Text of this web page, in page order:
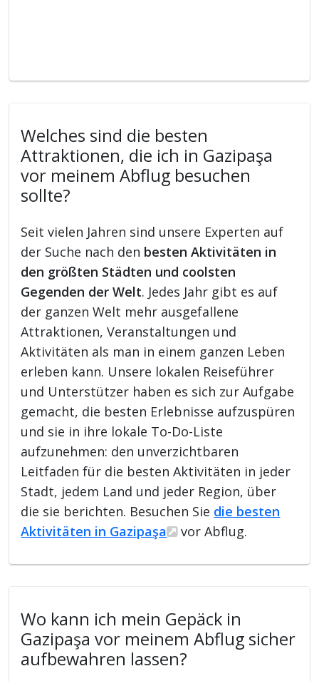
Welches sind die besten
Attraktionen, die ich in Gazipaşa
vor meinem Abflug besuchen
sollte?
Seit vielen Jahren sind unsere Experten auf
der Suche nach den besten Aktivitäten in
den größten Städten und coolsten
Gegenden der Welt. Jedes Jahr gibt es auf
der ganzen Welt mehr ausgefallene
Attraktionen, Veranstaltungen und
Aktivitäten als man in einem ganzen Leben
erleben kann. Unsere lokalen Reiseführer
und Unterstützer haben es sich zur Aufgabe
gemacht, die besten Erlebnisse aufzuspüren
und sie in ihre lokale To-Do-Liste
aufzunehmen: den unverzichtbaren
Leitfaden für die besten Aktivitäten in jeder
Stadt, jedem Land und jeder Region, über
die sie berichten. Besuchen Sie die besten
Aktivitäten in Gazipaşa
vor Abflug.
Wo kann ich mein Gepäck in
Gazipaşa vor meinem Abflug sicher
aufbewahren lassen?